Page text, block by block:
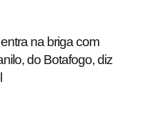
na briga com
do Botafogo, diz